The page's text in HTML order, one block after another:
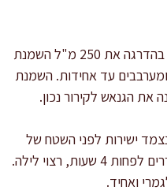
מוסיפים בהדרגה את 250 מ"ל השמנת
עד אחידות. השמנת
את הגנאש לקירור נכון.
נצמד ישירות לפני השטח של
הגנאש (כדי למנוע קרום) ומקררים לפחות 4 שעות, רצוי לילה.
ואחיד.